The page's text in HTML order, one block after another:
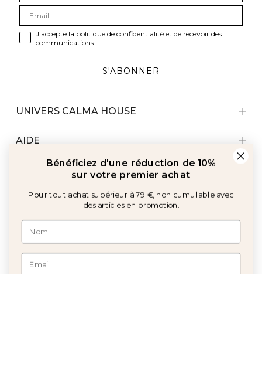
J'accepte la politique de confidentialité et de recevoir des
communications
S'ABONNER
UNIVERS CALMA HOUSE
AIDE
CONDITIONS
Bénéficiez d'une réduction de 10%
Pour tout achat supérieur à 79 €, non cumulable avec
J'accepte la politique et les communications